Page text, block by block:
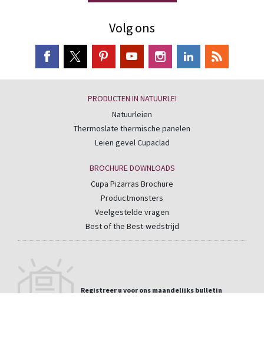
Volg ons
PRODUCTEN IN NATUURLEI
Natuurleien
Thermoslate thermische panelen
Leien gevel Cupaclad
BROCHURE DOWNLOADS
Cupa Pizarras Brochure
Productmonsters
Veelgestelde vragen
Best of the Best-wedstrijd
Registreer u voor ons maandelijks bulletin